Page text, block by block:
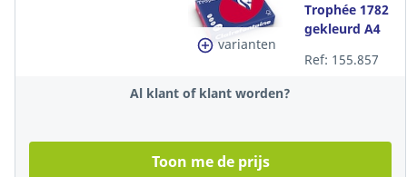
varianten
Trophée 1782
gekleurd A4
kersenrood,
Ref: 155.857
Al klant of klant worden?
Toon me de prijs